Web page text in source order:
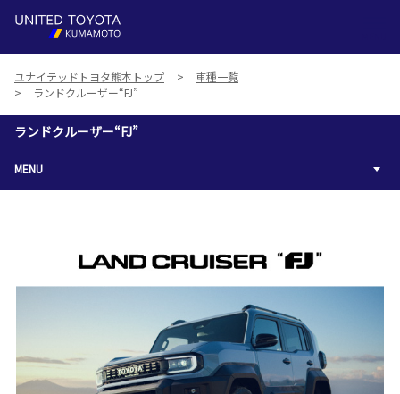
ユナイテッドトヨタ熊本トップ
車種一覧
ランドクルーザー“FJ”
ランドクルーザー“FJ”
MENU